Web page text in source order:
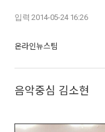
입력 2014-05-24 16:26
온라인뉴스팀
음악중심 김소현